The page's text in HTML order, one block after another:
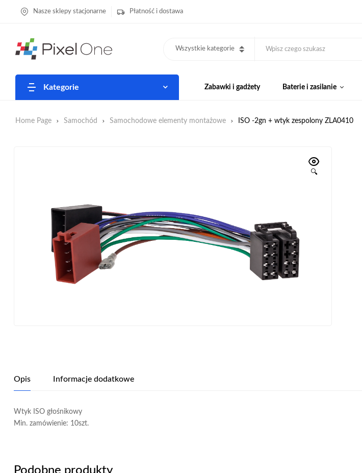
Nasze sklepy stacjonarne Płatność i dostawa
Wszystkie kategorie
Kategorie Zabawki i gadżety Baterie i zasilanie
Home Page Samochód Samochodowe elementy montażowe ISO -2gn + wtyk zespolony ZLA0410
🔍
Opis Informacje dodatkowe
Wtyk ISO głośnikowy
Min. zamówienie: 10szt.
Podobne produkty